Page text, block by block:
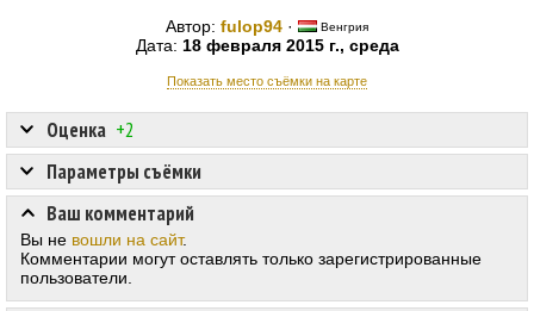
Автор: fulop94 · Венгрия
Дата: 18 февраля 2015 г., среда
Показать место съёмки на карте
Оценка +2
Параметры съёмки
Ваш комментарий
Вы не вошли на сайт.
Комментарии могут оставлять только зарегистрированные
пользователи.